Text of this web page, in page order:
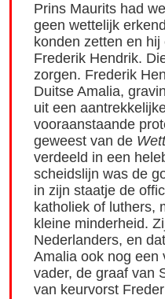
Prins Maurits had
geen wettelijk
konden zetten en
Frederik Hendrik.
zorgen. Frederik
Duitse Amalia,
uit een
vooraanstaande
geweest van de
verdeeld in een
scheidslijn was de
in zijn staatje de
katholiek of luthers,
kleine minderheid.
Nederlanders, en
Amalia ook nog een
vader, de graaf van
van keurvorst